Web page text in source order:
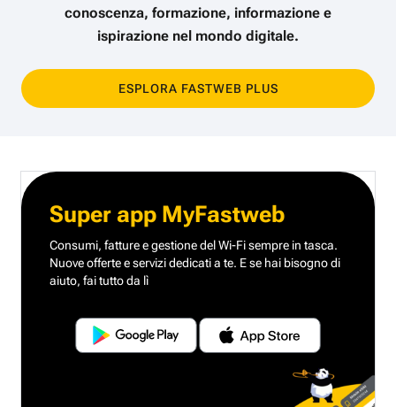
conoscenza, formazione, informazione e
ispirazione nel mondo digitale.
ESPLORA FASTWEB PLUS
Super app MyFastweb
Consumi, fatture e gestione del Wi-Fi sempre in tasca.
Nuove offerte e servizi dedicati a te. E se hai bisogno di
aiuto, fai tutto da lì